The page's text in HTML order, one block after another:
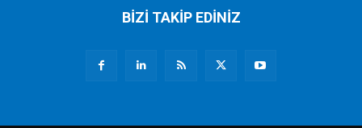
BİZİ TAKİP EDİNİZ